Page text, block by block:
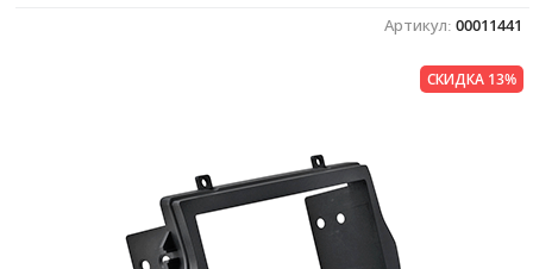
Артикул: 00011441
СКИДКА 13%